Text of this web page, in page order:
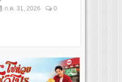
ก.ค. 31, 2026 0